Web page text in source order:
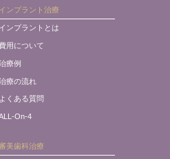
インプラント治療
インプラントとは
用について
療例
療の流れ
よくある質問
On-4
美歯科治療